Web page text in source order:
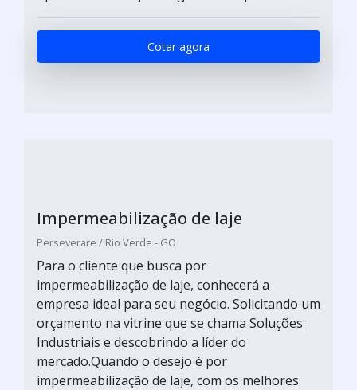
Cotar agora
Impermeabilização de laje
Perseverare / Rio Verde - GO
Para o cliente que busca por
impermeabilização de laje, conhecerá a
empresa ideal para seu negócio. Solicitando um
orçamento na vitrine que se chama Soluções
Industriais e descobrindo a líder do
mercado.Quando o desejo é por
impermeabilização de laje, com os melhores